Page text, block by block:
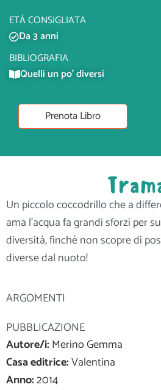
ETÀ CONSIGLIATA
Da 3 anni
BIBLIOGRAFIA
Quelli un po' diversi
Prenota Libro
PUBBLICAZIONE
Autore/i:Merino Gemma
Casa editrice:Valentina
Anno:2014
Un piccolo coccodrillo che a
ama l’acqua fa grandi sforzi per
diversità, finchè non scopre di
diverse dal nuoto!
ARGOMENTI